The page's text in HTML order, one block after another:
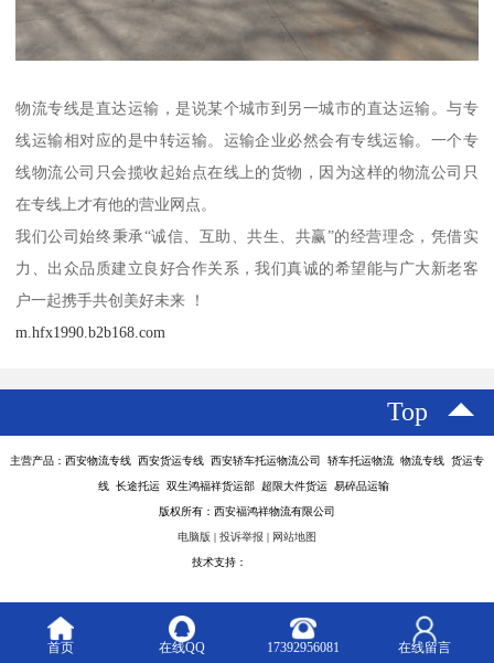
物流专线是直达运输，是说某个城市到另一城市的直达运输。与专
线运输相对应的是中转运输。运输企业必然会有专线运输。一个专
线物流公司只会揽收起始点在线上的货物，因为这样的物流公司只
在专线上才有他的营业网点。
我们公司始终秉承“诚信、互助、共生、共赢”的经营理念，凭借实
力、出众品质建立良好合作关系，我们真诚的希望能与广大新老客
户一起携手共创美好未来 ！
m.hfx1990.b2b168.com
Top
主营产品：西安物流专线 西安货运专线 西安轿车托运物流公司 轿车托运物流 物流专线 货运专
线 长途托运 双生鸿福祥货运部 超限大件货运 易碎品运输
版权所有：西安福鸿祥物流有限公司
电脑版 | 投诉举报 | 网站地图
技术支持：
首页 在线QQ 17392956081 在线留言